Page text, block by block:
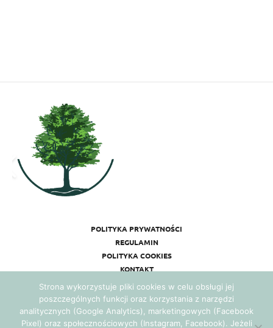
POLITYKA PRYWATNOŚCI
REGULAMIN
POLITYKA COOKIES
KONTAKT
Strona wykorzystuje pliki cookies w celu obsługi jej
poszczególnych funkcji oraz korzystania z narzędzi
analitycznych (Google Analytics), marketingowych (Facebook
Pixel) oraz społecznościowych (Instagram, Facebook). Jeżeli